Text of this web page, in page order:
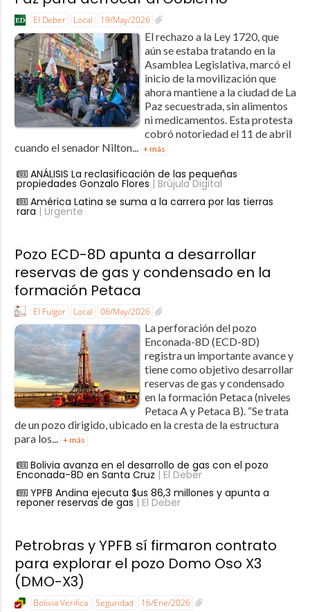
El Deber Local 19/May/2026
El rechazo a la Ley 1720, que
aún se estaba tratando en la
Asamblea Legislativa, marcó el
inicio de la movilización que
ahora mantiene a la ciudad de La
Paz secuestrada, sin alimentos
ni medicamentos. Esta protesta
cobró notoriedad el 11 de abril
cuando el senador Nilton...
+ más
ANÁLISIS La reclasificación de las pequeñas
propiedades Gonzalo Flores | Brújula Digital
América Latina se suma a la carrera por las tierras
rara | Urgente
Pozo ECD-8D apunta a desarrollar
reservas de gas y condensado en la
formación Petaca
El Fulgor Local 06/May/2026
La perforación del pozo
Enconada-8D (ECD-8D)
registra un importante avance y
tiene como objetivo desarrollar
reservas de gas y condensado
en la formación Petaca (niveles
Petaca A y Petaca B). “Se trata
de un pozo dirigido, ubicado en la cresta de la estructura
para los... + más
Bolivia avanza en el desarrollo de gas con el pozo
Enconada-8D en Santa Cruz | El Deber
YPFB Andina ejecuta $us 86,3 millones y apunta a
reponer reservas de gas | El Deber
Petrobras y YPFB sí firmaron contrato
para explorar el pozo Domo Oso X3
(DMO-X3)
Bolivia Verifica Seguridad 16/Ene/2026